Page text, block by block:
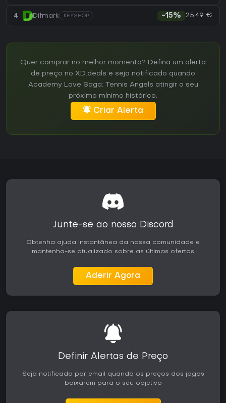
4 Difmark KEYSHOP -15% 25,49 €
Quer comprar no melhor momento? Defina um alerta
de preço no XD.deals e seja notificado quando
Academy Love Saga: Tennis Angels atingir o seu
próximo mínimo histórico.
Criar Alerta
Junte-se ao nosso Discord
Obtenha ajuda instantânea da nossa comunidade e
mantenha-se atualizado sobre as últimas ofertas
Aderir Agora
Definir Alertas de Preço
Seja notificado por email quando os preços dos jogos
baixarem para o seu objetivo